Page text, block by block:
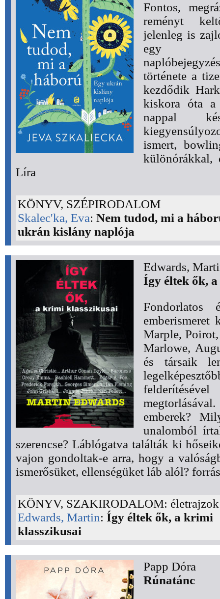
Fontos,
reményt
jelenleg is
egy
története a
kezdődik
kiskora óta a
nappal
ismert,
különórákkal,
Líra
KÖNYV, SZÉPIRODALOM
Skalec'ka, Eva: Nem tudod, mi a
ukrán kislány naplója
Edwards,
Így éltek ők,
Fondorlatos
emberismeret
Marple,
Marlowe,
és társaik
emberek?
unalomból
szerencse? Láblógatva találták ki
vajon gondoltak-e arra, hogy a
ismerősüket, ellenségüket láb alól?
KÖNYV, SZAKIRODALOM: életrajzok
Edwards, Martin: Így éltek ők, a krimi
klasszikusai
Papp Dóra
Rúnatánc